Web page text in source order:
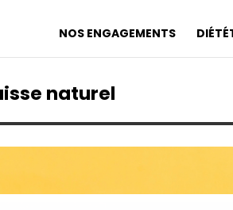
NOS ENGAGEMENTS
naturel